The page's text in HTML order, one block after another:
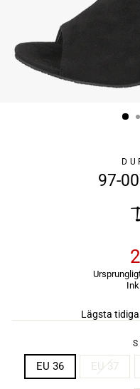
97-
Lägsta
EU 36 EU 37